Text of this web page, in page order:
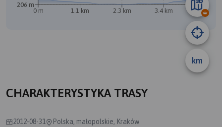
km
0 m 1.1 km 2.3 km 3.4 km 4.6 km
206 m
CHARAKTERYSTYKA TRASY
2012-08-31 Polska, małopolskie, Kraków